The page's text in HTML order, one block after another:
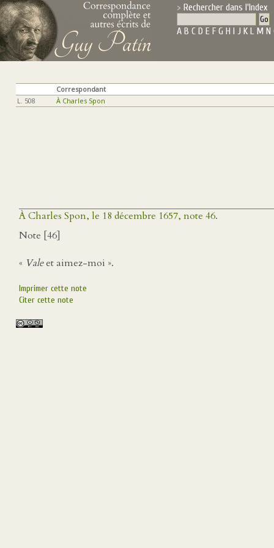
Rechercher dans l'Index
A B C D E F G H I J K L M N